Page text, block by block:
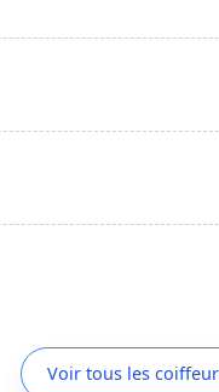
Voir tous les